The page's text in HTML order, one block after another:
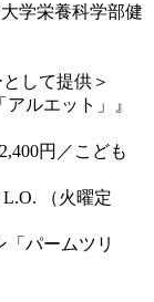
学栄養科学部健
して提供＞
ルエット」』
円／こども
（火曜定
「パームツリ